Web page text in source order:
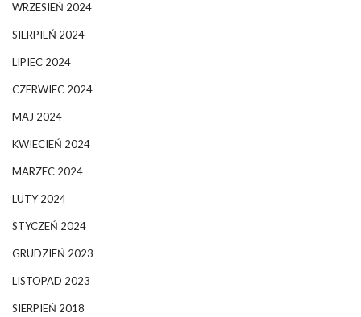
WRZESIEŃ 2024
SIERPIEŃ 2024
LIPIEC 2024
CZERWIEC 2024
MAJ 2024
KWIECIEŃ 2024
MARZEC 2024
LUTY 2024
STYCZEŃ 2024
GRUDZIEŃ 2023
LISTOPAD 2023
SIERPIEŃ 2018